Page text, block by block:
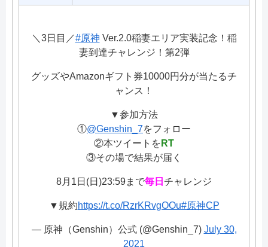
＼3日目／#原神 Ver.2.0稲妻エリア実装記念！稲
妻到達チャレンジ！第2弾
グッズやAmazonギフト券10000円分が当たるチ
ャンス！
▼参加方法
①@Genshin_7をフォロー
②本ツイートを RT
③その場で結果が届く
8月1日(日)23:59まで毎日 チャレンジ
▼規約https://t.co/RzrKRvgOOu#原神CP
— 原神（Genshin）公式 (@Genshin_7) July 30,
2021